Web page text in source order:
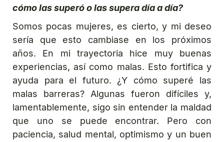
cómo las superó o las supera día a día?
Somos pocas mujeres, es cierto, y mi deseo
sería que esto cambiase en los próximos
años. En mi trayectoria hice muy buenas
experiencias, así como malas. Esto fortifica y
ayuda para el futuro. ¿Y cómo superé las
malas barreras? Algunas fueron difíciles y,
lamentablemente, sigo sin entender la maldad
que uno se puede encontrar. Pero con
paciencia, salud mental, optimismo y un buen